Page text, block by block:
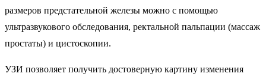
размеров предстательной железы можно с помощью
ультразвукового обследования, ректальной пальпации (массаж
простаты) и цистоскопии.
УЗИ позволяет получить достоверную картину изменения